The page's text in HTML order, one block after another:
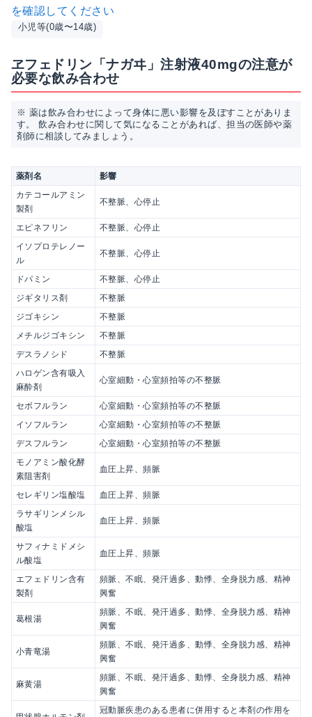
を確認してください
小児等(0歳〜14歳)
ヱフェドリン「ナガヰ」注射液40mgの注意が
必要な飲み合わせ
※ 薬は飲み合わせによって身体に悪い影響を及ぼすことがありま
す。 飲み合わせに関して気になることがあれば、担当の医師や薬
剤師に相談してみましょう。
薬剤名
影響
カテコールアミン
製剤
不整脈、心停止
エピネフリン
不整脈、心停止
イソプロテレノー
ル
不整脈、心停止
ドパミン
不整脈、心停止
ジギタリス剤
不整脈
ジゴキシン
不整脈
メチルジゴキシン
不整脈
デスラノシド
不整脈
ハロゲン含有吸入
麻酔剤
心室細動・心室頻拍等の不整脈
セボフルラン
心室細動・心室頻拍等の不整脈
イソフルラン
心室細動・心室頻拍等の不整脈
デスフルラン
心室細動・心室頻拍等の不整脈
モノアミン酸化酵
素阻害剤
血圧上昇、頻脈
セレギリン塩酸塩
血圧上昇、頻脈
ラサギリンメシル
酸塩
血圧上昇、頻脈
サフィナミドメシ
ル酸塩
血圧上昇、頻脈
エフェドリン含有
製剤
頻脈、不眠、発汗過多、動悸、全身脱力感、精神
興奮
葛根湯
頻脈、不眠、発汗過多、動悸、全身脱力感、精神
興奮
小青竜湯
頻脈、不眠、発汗過多、動悸、全身脱力感、精神
興奮
麻黄湯
頻脈、不眠、発汗過多、動悸、全身脱力感、精神
興奮
冠動脈疾患のある患者に併用すると本剤の作用を